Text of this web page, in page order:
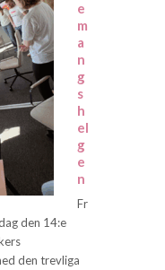
e
m
a
n
g
s
h
el
g
e
n
Fr
den 14:e
den trevliga